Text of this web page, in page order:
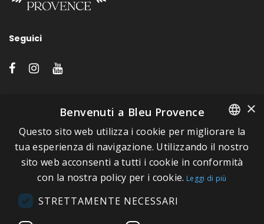
Seguici
A proposito di Bleu Provence
Informazioni legali
Condizioni di vendita
Contatti
FRENCH
ITALIAN
GERMAN
×
Benvenuti a Bleu Provence
Questo sito web utilizza i cookie per migliorare la
tua esperienza di navigazione. Utilizzando il nostro
sito web acconsenti a tutti i cookie in conformità
con la nostra policy per i cookie. Leggi di più
STRETTAMENTE NECESSARI